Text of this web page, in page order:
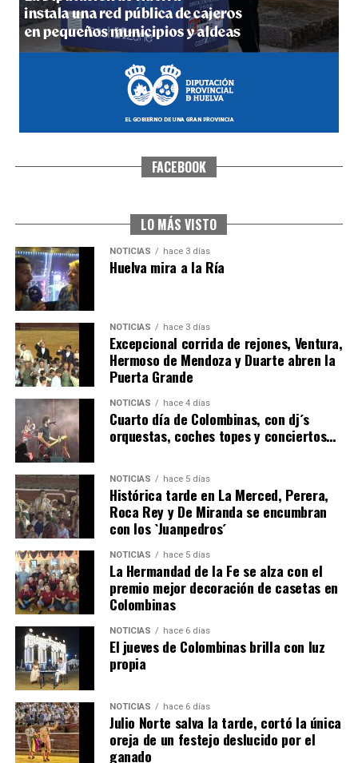
hace 4 días·Huelvatv
SEXTA CORRIDA DE LAS FIESTAS COLOMBINAS
6º DÍA DE LAS FIESTAS COLOMBINAS 2026
hace 2 días Huelvatv
QUINTA CORRIDA DE LAS FIESTAS COLOMBINAS
2026
hace 3 días· Huelvatv
FACEBOOK
LO MÁS VISTO
NOTICIAS hace 3 días
Huelva mira a la Ría
NOTICIAS hace 3 días
Excepcional corrida de rejones, Ventura,
Hermoso de Mendoza y Duarte abren la
Puerta Grande
NOTICIAS hace 4 días
Cuarto día de Colombinas, con dj´s
orquestas, coches topes y conciertos…
NOTICIAS hace 5 días
Histórica tarde en La Merced, Perera,
Roca Rey y De Miranda se encumbran
con los `Juanpedros´
NOTICIAS hace 5 días
La Hermandad de la Fe se alza con el
premio mejor decoración de casetas en
Colombinas
NOTICIAS hace 6 días
El jueves de Colombinas brilla con luz
propia
NOTICIAS hace 6 días
Julio Norte salva la tarde, cortó la única
oreja de un festejo deslucido por el
ganado